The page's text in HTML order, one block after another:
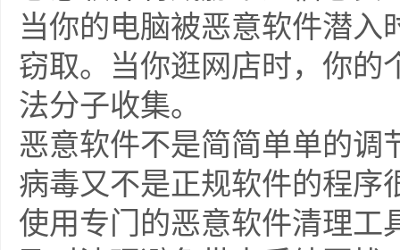
当你的电脑被恶意软件潜
窃取。当你逛网店时，你
法分子收集。
恶意软件不是简简单单的
病毒又不是正规软件的程
使用专门的恶意软件清理工